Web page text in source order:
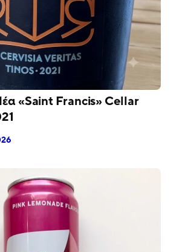
«Saint Francis» Cellar